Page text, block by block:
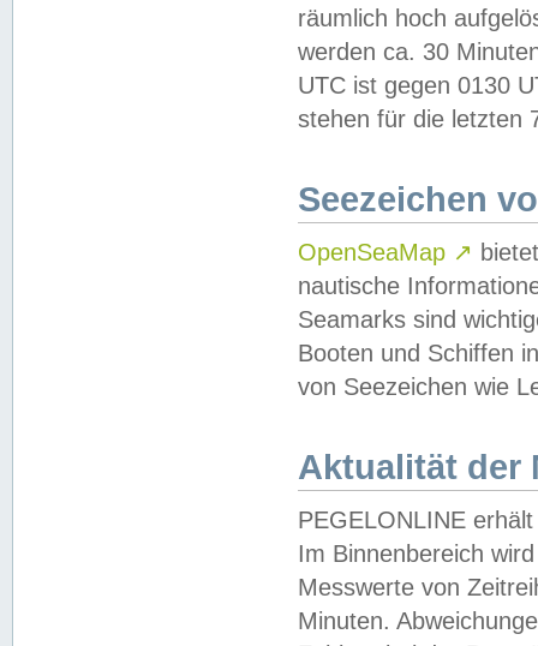
räumlich hoch
werden ca. 30
UTC ist gegen 0130
stehen für die letzten
Seezeichen
OpenSeaMap ↗
nautische
Seamarks sind
Booten und Schiffen
von Seezeichen wie
Aktualität der
PEGELONLINE
Im Binnenbereich
Messwerte von
Minuten.